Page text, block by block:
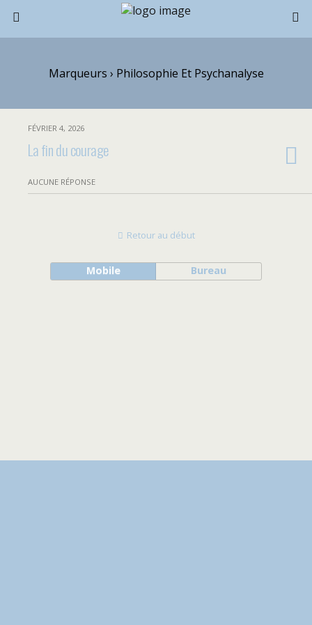
Marqueurs › Philosophie Et Psychanalyse
FÉVRIER 4, 2026
La fin du courage
AUCUNE RÉPONSE
Retour au début
Mobile Bureau